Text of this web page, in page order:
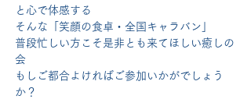
と心で体感する
そんな「笑顔の食卓・全国キャラバン」
普段忙しい方こそ是非とも来てほしい癒しの
会
もしご都合よければご参加いかがでしょう
か？